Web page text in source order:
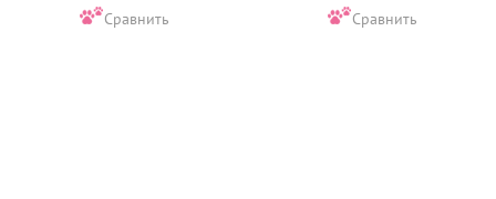
Сравнить Сравнить